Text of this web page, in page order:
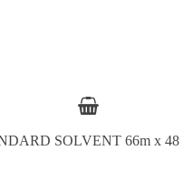
SOLVENT 66m x 48